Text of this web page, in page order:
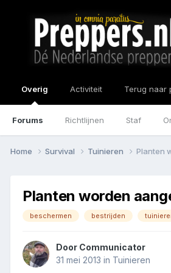
Overig
Forums Richtlijnen Staf
Activiteit Terug naar
Home Survival Tuinieren Planten
Planten worden
beschermen bestrijden
Door Communicator
31 mei 2013 in Tuinieren